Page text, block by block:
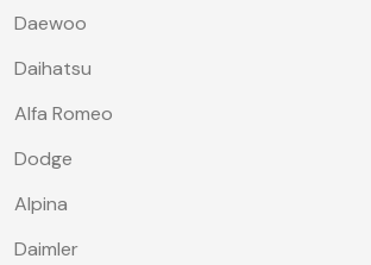
Daewoo
Daihatsu
Alfa Romeo
Dodge
Alpina
Daimler